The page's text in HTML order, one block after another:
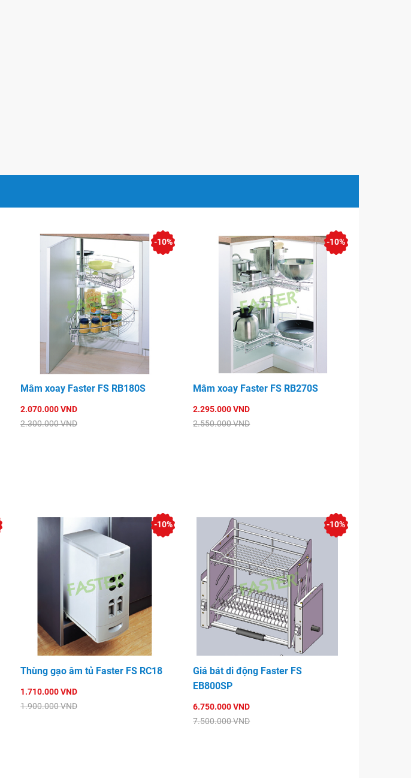
Mâm xoay Faster FS RB180S
2.070.000 VND
2.300.000 VND
-10%
Mâm xoay Faster FS RB270S
2.295.000 VND
2.550.000 VND
-10%
Thùng gạo âm tủ Faster FS RC18
1.710.000 VND
1.900.000 VND
-10%
Giá bát di động Faster FS
EB800SP
6.750.000 VND
7.500.000 VND
-10%